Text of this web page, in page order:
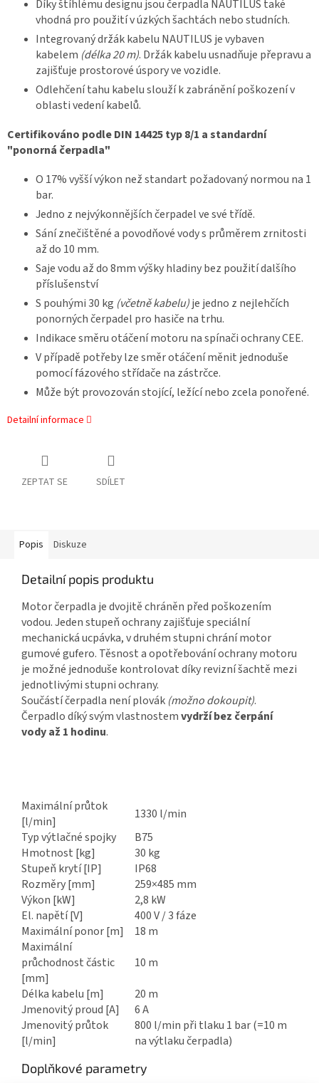
Díky štíhlému designu jsou čerpadla NAUTILUS také
vhodná pro použití v úzkých šachtách nebo studních.
Integrovaný držák kabelu NAUTILUS je vybaven
kabelem (délka 20 m). Držák kabelu usnadňuje přepravu a
zajišťuje prostorové úspory ve vozidle.
Odlehčení tahu kabelu slouží k zabránění poškození v
oblasti vedení kabelů.
Certifikováno podle DIN 14425 typ 8/1 a standardní
"ponorná čerpadla"
O 17% vyšší výkon než standart požadovaný normou na 1
bar.
Jedno z nejvýkonnějších čerpadel ve své třídě.
Sání znečištěné a povodňové vody s průměrem zrnitosti
až do 10 mm.
Saje vodu až do 8mm výšky hladiny bez použití dalšího
příslušenství
S pouhými 30 kg (včetně kabelu)je jedno z nejlehčích
ponorných čerpadel pro hasiče na trhu.
Indikace směru otáčení motoru na spínači ochrany CEE.
V případě potřeby lze směr otáčení měnit jednoduše
pomocí fázového střídače na zástrčce.
Může být provozován stojící, ležící nebo zcela ponořené.
Detailní informace
ZEPTAT SE SDÍLET
Popis Diskuze
Detailní popis produktu
Motor čerpadla je dvojitě chráněn před poškozením
vodou. Jeden stupeň ochrany zajišťuje speciální
mechanická ucpávka, v druhém stupni chrání motor
gumové gufero. Těsnost a opotřebování ochrany motoru
je možné jednoduše kontrolovat díky revizní šachtě mezi
jednotlivými stupni ochrany.
Součástí čerpadla není plovák (možno dokoupit).
Čerpadlo díký svým vlastnostemvydrží bez čerpání
vody až 1 hodinu.
Maximální průtok
[l/min]
1330 l/min
Typ výtlačné spojky
B75
Hmotnost [kg]
30 kg
Stupeň krytí [IP]
IP68
Rozměry [mm]
259×485 mm
Výkon [kW]
2,8 kW
El. napětí [V]
400 V / 3 fáze
Maximální ponor [m]
18 m
Maximální
průchodnost částic
[mm]
10 m
Délka kabelu [m]
20 m
Jmenovitý proud [A]
6 A
Jmenovitý průtok
[l/min]
800 l/min při tlaku 1 bar (=10 m
na výtlaku čerpadla)
Doplňkové parametry